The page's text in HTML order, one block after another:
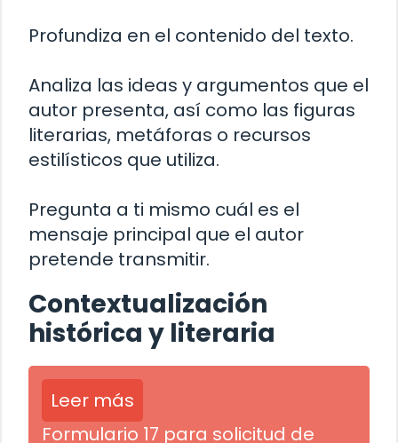
Profundiza en el contenido del texto.
Analiza las ideas y argumentos que el
autor presenta, así como las figuras
literarias, metáforas o recursos
estilísticos que utiliza.
Pregunta a ti mismo cuál es el
mensaje principal que el autor
pretende transmitir.
Contextualización
histórica y literaria
Leer más
Formulario 17 para solicitud de